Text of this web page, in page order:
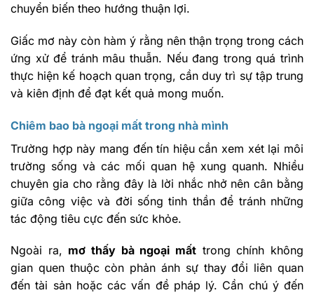
chuyển biến theo hướng thuận lợi.
Giấc mơ này còn hàm ý rằng nên thận trọng trong cách
ứng xử để tránh mâu thuẫn. Nếu đang trong quá trình
thực hiện kế hoạch quan trọng, cần duy trì sự tập trung
và kiên định để đạt kết quả mong muốn.
Chiêm bao bà ngoại mất trong nhà mình
Trường hợp này mang đến tín hiệu cần xem xét lại môi
trường sống và các mối quan hệ xung quanh. Nhiều
chuyên gia cho rằng đây là lời nhắc nhở nên cân bằng
giữa công việc và đời sống tinh thần để tránh những
tác động tiêu cực đến sức khỏe.
Ngoài ra, mơ thấy bà ngoại mất trong chính không
gian quen thuộc còn phản ánh sự thay đổi liên quan
đến tài sản hoặc các vấn đề pháp lý. Cần chú ý đến